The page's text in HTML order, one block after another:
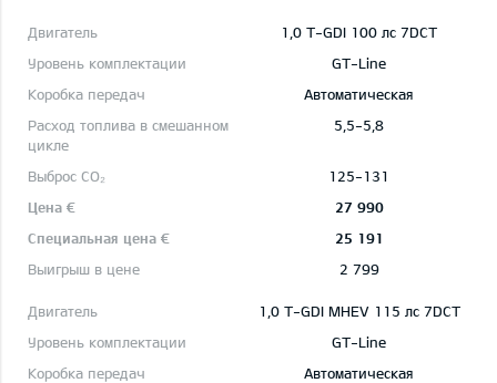
1,0 T-GDI 100 лс 7DCT
GT-Line
Автоматическая
5,5-5,8
125-131
27 990
25 191
2 799
1,0 T-GDI MHEV 115 лс 7DCT
GT-Line
Автоматическая